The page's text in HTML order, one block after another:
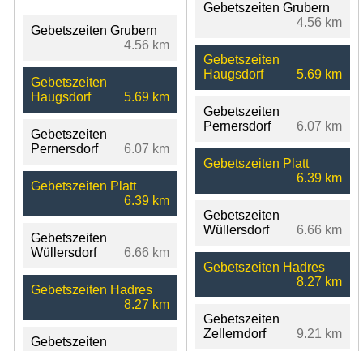
Gebetszeiten Grubern
4.56 km
Gebetszeiten
Haugsdorf
5.69 km
Gebetszeiten
Pernersdorf
6.07 km
Gebetszeiten Platt
6.39 km
Gebetszeiten
Wüllersdorf
6.66 km
Gebetszeiten Hadres
8.27 km
Gebetszeiten
Gebetszeiten Grubern
4.56 km
Gebetszeiten
Haugsdorf
5.69 km
Gebetszeiten
Pernersdorf
6.07 km
Gebetszeiten Platt
6.39 km
Gebetszeiten
Wüllersdorf
6.66 km
Gebetszeiten Hadres
8.27 km
Gebetszeiten
Zellerndorf
9.21 km